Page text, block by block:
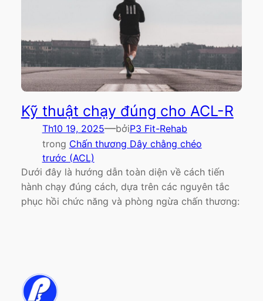
Kỹ thuật chạy đúng cho ACL-R
Th10 19, 2025—bởiP3 Fit-Rehab
trong Chấn thương Dây chằng chéo
trước (ACL)
Dưới đây là hướng dẫn toàn diện về cách tiến
hành chạy đúng cách, dựa trên các nguyên tắc
phục hồi chức năng và phòng ngừa chấn thương: